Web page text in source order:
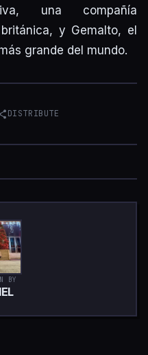
una compañía
y Gemalto, el
grande del mundo.
DISTRIBUTE
BY